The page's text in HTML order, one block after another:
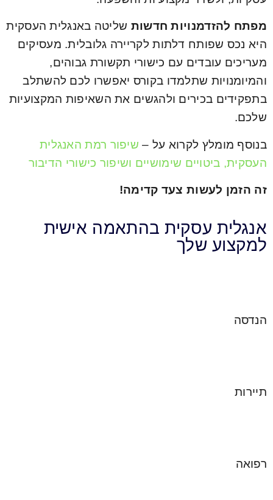
מפתח להזדמנויות חדשות שליטה באנגלית העסקית
היא נכס שפותח דלתות לקריירה גלובלית. מעסיקים
מעריכים עובדים עם כישורי תקשורת גבוהים,
והמיומנויות שתלמדו בקורס יאפשרו לכם להשתלב
בתפקידים בכירים ולהגשים את השאיפות המקצועיות
שלכם.
בנוסף מומלץ לקרוא על – שיפור רמת האנגלית
העסקית, ביטויים שימושיים ושיפור כישורי הדיבור
זה הזמן לעשות צעד קדימה!
אנגלית עסקית בהתאמה אישית
למקצוע שלך
הנדסה
תיירות
רפואה